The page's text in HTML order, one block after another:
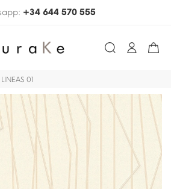
+34 644 570 555
LINEAS 01